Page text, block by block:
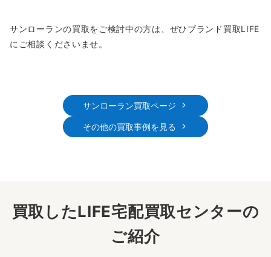
サンローランの買取をご検討中の方は、ぜひブランド買取LIFE
にご相談くださいませ。
サンローラン買取ページ
その他の買取事例を見る
買取したLIFE宅配買取センターの
ご紹介